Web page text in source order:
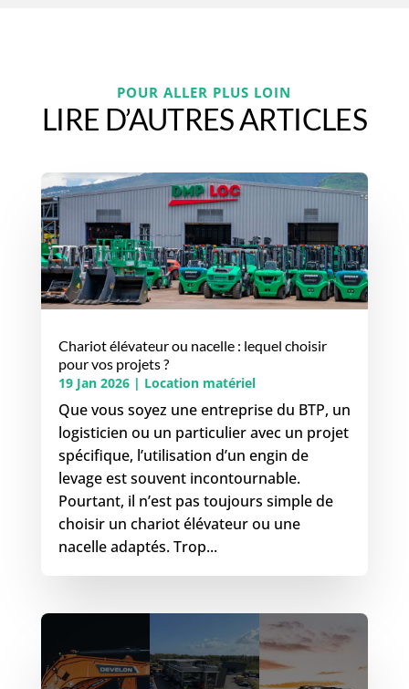
POUR ALLER PLUS LOIN
LIRE D’AUTRES ARTICLES
Chariot élévateur ou nacelle : lequel choisir
pour vos projets ?
19 Jan 2026| Location matériel
Que vous soyez une entreprise du BTP, un
logisticien ou un particulier avec un projet
spécifique, l’utilisation d’un engin de
levage est souvent incontournable.
Pourtant, il n’est pas toujours simple de
choisir un chariot élévateur ou une
nacelle adaptés. Trop...